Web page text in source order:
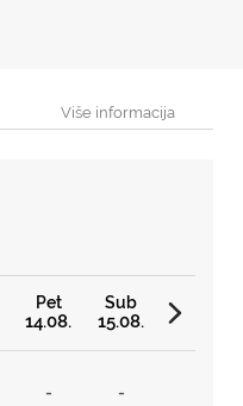
Više informacija
Pet
14.08.
Sub
15.08.
- -